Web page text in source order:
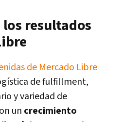
los resultados
de Mercado Libre
defulfillment,
y variedad de
un crecimiento